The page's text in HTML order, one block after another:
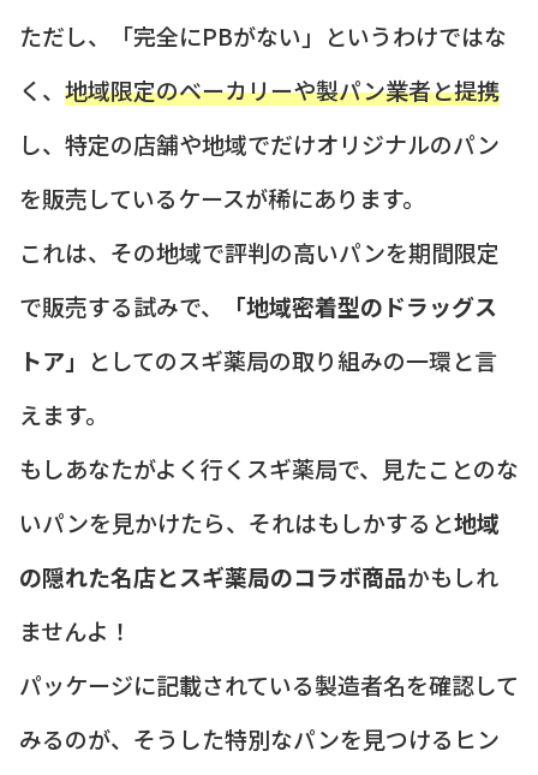
ただし、「完全にPBがない」というわけではな
く、 地域限定のベーカリーや製パン業者と提携
し、特定の店舗や地域でだけオリジナルのパン
を販売しているケースが稀にあります。
これは、その地域で評判の高いパンを期間限定
で販売する試みで、
「地域密着型のドラッグス
トア」 としてのスギ薬局の取り組みの一環と言
えます。
もしあなたがよく行くスギ薬局で、見たことのな
いパンを見かけたら、それはもしかすると地域
の隠れた名店とスギ薬局のコラボ商品かもしれ
ませんよ！
パッケージに記載されている製造者名を確認して
みるのが、そうした特別なパンを見つけるヒン